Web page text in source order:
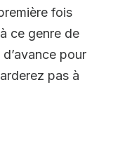
fois
ce genre de
pour
pas à